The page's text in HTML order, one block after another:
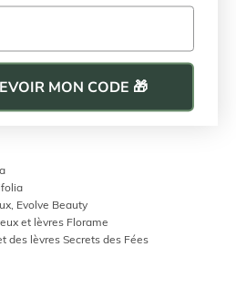
en vaporisation après le
! Pour un véritable coup de fouet au
florale de bleuet avec lesquels vous
des yeux.
Evolve Beauty
et lèvres Florame
des lèvres Secrets des Fées
MON CODE 🎁